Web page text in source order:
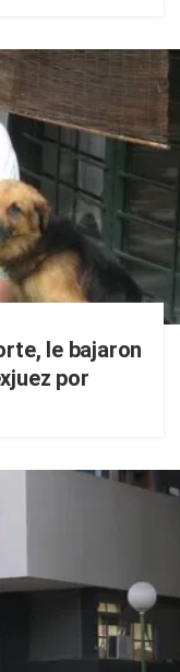
le bajaron
por